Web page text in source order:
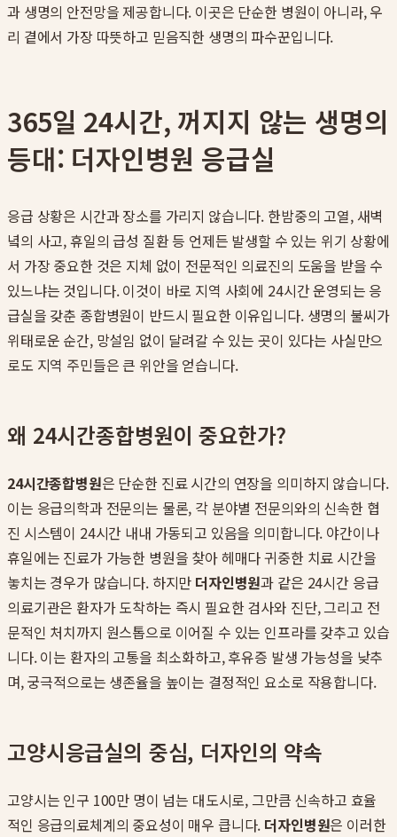
과 생명의 안전망을 제공합니다. 이곳은 단순한 병원이 아니라, 우
리 곁에서 가장 따뜻하고 믿음직한 생명의 파수꾼입니다.
365일 24시간, 꺼지지 않는 생명의
등대: 더자인병원 응급실
응급 상황은 시간과 장소를 가리지 않습니다. 한밤중의 고열, 새벽
녘의 사고, 휴일의 급성 질환 등 언제든 발생할 수 있는 위기 상황에
서 가장 중요한 것은 지체 없이 전문적인 의료진의 도움을 받을 수
있느냐는 것입니다. 이것이 바로 지역 사회에 24시간 운영되는 응
급실을 갖춘 종합병원이 반드시 필요한 이유입니다. 생명의 불씨가
위태로운 순간, 망설임 없이 달려갈 수 있는 곳이 있다는 사실만으
로도 지역 주민들은 큰 위안을 얻습니다.
왜 24시간종합병원이 중요한가?
24시간종합병원은 단순한 진료 시간의 연장을 의미하지 않습니다.
이는 응급의학과 전문의는 물론, 각 분야별 전문의와의 신속한 협
진 시스템이 24시간 내내 가동되고 있음을 의미합니다. 야간이나
휴일에는 진료가 가능한 병원을 찾아 헤매다 귀중한 치료 시간을
놓치는 경우가 많습니다. 하지만 더자인병원과 같은 24시간 응급
의료기관은 환자가 도착하는 즉시 필요한 검사와 진단, 그리고 전
문적인 처치까지 원스톱으로 이어질 수 있는 인프라를 갖추고 있습
니다. 이는 환자의 고통을 최소화하고, 후유증 발생 가능성을 낮추
며, 궁극적으로는 생존율을 높이는 결정적인 요소로 작용합니다.
고양시응급실의 중심, 더자인의 약속
고양시는 인구 100만 명이 넘는 대도시로, 그만큼 신속하고 효율
적인 응급의료체계의 중요성이 매우 큽니다. 더자인병원은 이러한